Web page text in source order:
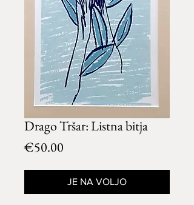
Drago Tršar: Listna bitja
€50.00
JE NA VOLJO